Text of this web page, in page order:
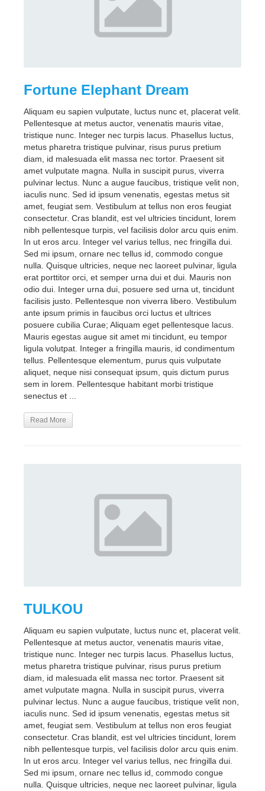
Fortune Elephant Dream
Aliquam eu sapien vulputate, luctus nunc et, placerat velit.
Pellentesque at metus auctor, venenatis mauris vitae,
tristique nunc. Integer nec turpis lacus. Phasellus luctus,
metus pharetra tristique pulvinar, risus purus pretium
diam, id malesuada elit massa nec tortor. Praesent sit
amet vulputate magna. Nulla in suscipit purus, viverra
pulvinar lectus. Nunc a augue faucibus, tristique velit non,
iaculis nunc. Sed id ipsum venenatis, egestas metus sit
amet, feugiat sem. Vestibulum at tellus non eros feugiat
consectetur. Cras blandit, est vel ultricies tincidunt, lorem
nibh pellentesque turpis, vel facilisis dolor arcu quis enim.
In ut eros arcu. Integer vel varius tellus, nec fringilla dui.
Sed mi ipsum, ornare nec tellus id, commodo congue
nulla. Quisque ultricies, neque nec laoreet pulvinar, ligula
erat porttitor orci, et semper urna dui et dui. Mauris non
odio dui. Integer urna dui, posuere sed urna ut, tincidunt
facilisis justo. Pellentesque non viverra libero. Vestibulum
ante ipsum primis in faucibus orci luctus et ultrices
posuere cubilia Curae; Aliquam eget pellentesque lacus.
Mauris egestas augue sit amet mi tincidunt, eu tempor
ligula volutpat. Integer a fringilla mauris, id condimentum
tellus. Pellentesque elementum, purus quis vulputate
aliquet, neque nisi consequat ipsum, quis dictum purus
sem in lorem. Pellentesque habitant morbi tristique
senectus et ...
Read More
TULKOU
Aliquam eu sapien vulputate, luctus nunc et, placerat velit.
Pellentesque at metus auctor, venenatis mauris vitae,
tristique nunc. Integer nec turpis lacus. Phasellus luctus,
metus pharetra tristique pulvinar, risus purus pretium
diam, id malesuada elit massa nec tortor. Praesent sit
amet vulputate magna. Nulla in suscipit purus, viverra
pulvinar lectus. Nunc a augue faucibus, tristique velit non,
iaculis nunc. Sed id ipsum venenatis, egestas metus sit
amet, feugiat sem. Vestibulum at tellus non eros feugiat
consectetur. Cras blandit, est vel ultricies tincidunt, lorem
nibh pellentesque turpis, vel facilisis dolor arcu quis enim.
In ut eros arcu. Integer vel varius tellus, nec fringilla dui.
Sed mi ipsum, ornare nec tellus id, commodo congue
nulla. Quisque ultricies, neque nec laoreet pulvinar, ligula